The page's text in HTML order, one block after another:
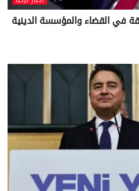
في القضاء والمؤسسة الدينية